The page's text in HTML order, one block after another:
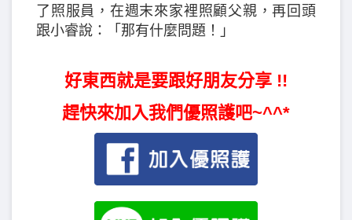
了照服員，在週末來家裡照顧父親，再回頭
跟小睿說：「那有什麼問題！」
好東西就是要跟好朋友分享 !!
趕快來加入我們優照護吧~^^*